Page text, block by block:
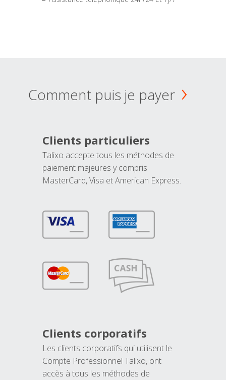
Comment puis je payer
Clients particuliers
Talixo accepte tous les méthodes de
paiement majeures y compris
MasterCard, Visa et American Express.
Clients corporatifs
Les clients corporatifs qui utilisent le
Compte Professionnel Talixo, ont
accès à tous les méthodes de